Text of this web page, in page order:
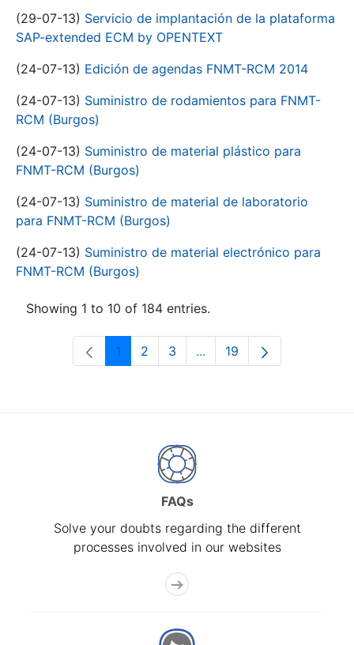
(29-07-13) Servicio de implantación de la plataforma
SAP-extended ECM by OPENTEXT
(24-07-13) Edición de agendas FNMT-RCM 2014
(24-07-13) Suministro de rodamientos para FNMT-
RCM (Burgos)
(24-07-13) Suministro de material plástico para
FNMT-RCM (Burgos)
(24-07-13) Suministro de material de laboratorio
para FNMT-RCM (Burgos)
(24-07-13) Suministro de material electrónico para
FNMT-RCM (Burgos)
Showing 1 to 10 of 184 entries.
Page
1 Page
2 Page
3 ...Intermediate Pages Use
Page
19
FAQs
Solve your doubts regarding the different
processes involved in our websites